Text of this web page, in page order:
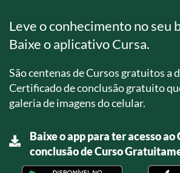
Leve o conhecimento no seu
Baixe o aplicativo Cursa.
São centenas de Cursos gratuitos a
Certificado de conclusão gratuito
galeria de imagens do celular.
Baixe o app para ter acesso
conclusão de Curso